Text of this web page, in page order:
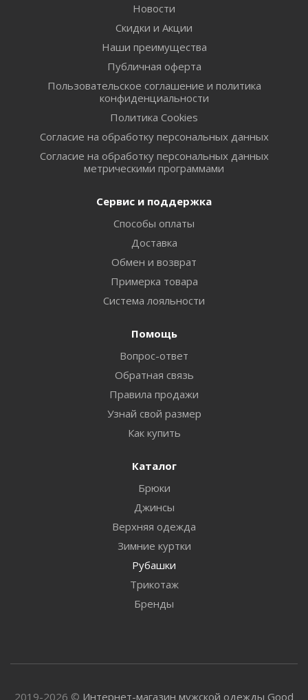
Новости
Скидки и Акции
Наши преимущества
Публичная оферта
Пользовательское соглашение и политика
конфиденциальности
Политика Cookies
Согласие на обработку персональных данных
Согласие на обработку персональных данных
метрическими программами
Сервис и поддержка
Способы оплаты
Доставка
Обмен и возврат
Примерка товара
Система лояльности
Помощь
Вопрос-ответ
Обратная связь
Правила продажи
Узнай свой размер
Как купить
Каталог
Брюки
Джинсы
Верхняя одежда
Зимние куртки
Рубашки
Трикотаж
Бренды
2019-2026 © Интернет-магазин мужской одежды Good